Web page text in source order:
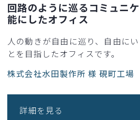
回路のように巡るコミュニ
能にしたオフィス
人の動きが自由に巡り、自由に
とを目指したオフィスです。
株式会社水田製作所 様 硯町工場
詳細を見る